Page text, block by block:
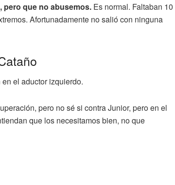
pero que no abusemos. Es normal. Faltaban 10
Afortunadamente no salió con ninguna
el aductor izquierdo.
pero no sé si contra Junior, pero en el
que los necesitamos bien, no que